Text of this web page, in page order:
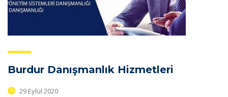
Burdur Danışmanlık Hizmetleri
29 Eylül 2020